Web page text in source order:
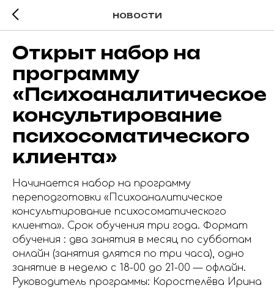
НОВОСТИ
Открыт набор на
программу
«Психоаналитическое
консультирование
психосоматического
клиента»
Начинается набор на программу
переподготовки «Психоаналитическое
консультирование психосоматического
клиента». Срок обучения три года. Формат
обучения : два занятия в месяц по субботам
онлайн (занятия длятся по три часа), одно
занятие в неделю с 18-00 до 21-00 — офлайн.
Руководитель программы: Коростелёва Ирина